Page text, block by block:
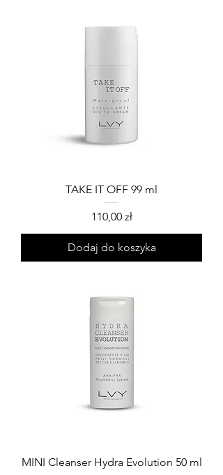
TAKE IT OFF 99 ml
Cena
110,00 zł
Dodaj do koszyka
MINI Cleanser Hydra Evolution 50 ml